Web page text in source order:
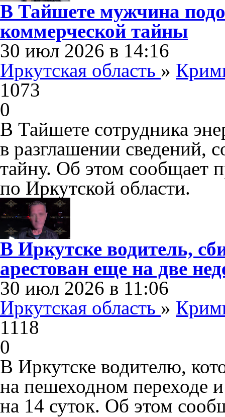
В Тайшете мужчина
коммерческой тайны
30 июл 2026 в 14:16
Иркутская область »
1073
0
В Тайшете сотрудника
в разглашении сведений,
тайну. Об этом сообщает
по Иркутской области.
В Иркутске водитель,
арестован еще на две
30 июл 2026 в 11:06
Иркутская область »
1118
0
В Иркутске водителю,
на пешеходном переходе
на 14 суток. Об этом